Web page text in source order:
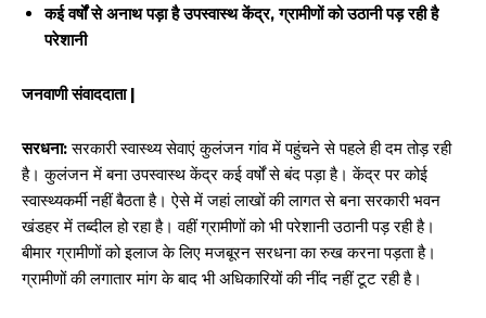
कई वर्षों से अनाथ पड़ा है उपस्वास्थ केंद्र, ग्रामीणों को उठानी पड़ रही है
परेशानी
जनवाणी संवाददाता |
सरधना:सरकारी स्वास्थ्य सेवाएं कुलंजन गांव में पहुंचने से पहले ही दम तोड़ रही
है। कुलंजन में बना उपस्वास्थ केंद्र कई वर्षों से बंद पड़ा है। केंद्र पर कोई
स्वास्थ्यकर्मी नहीं बैठता है। ऐसे में जहां लाखों की लागत से बना सरकारी भवन
खंडहर में तब्दील हो रहा है। वहीं ग्रामीणों को भी परेशानी उठानी पड़ रही है।
बीमार ग्रामीणों को इलाज के लिए मजबूरन सरधना का रुख करना पड़ता है।
ग्रामीणों की लगातार मांग के बाद भी अधिकारियों की नींद नहीं टूट रही है।